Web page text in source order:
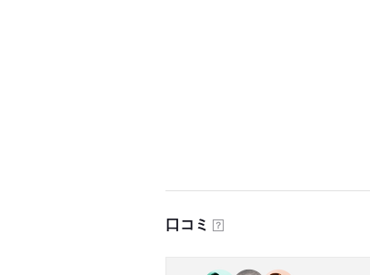
口コミ ？